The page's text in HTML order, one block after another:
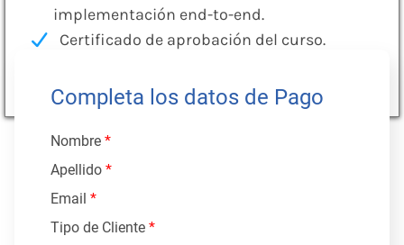
implementación end-to-end.
Certificado de aprobación del curso.
personalizado luego del curso.
Completa los datos de Pago
Nombre *
Apellido *
Email *
Tipo de Cliente *